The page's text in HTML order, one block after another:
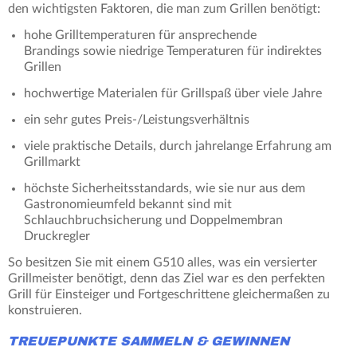
den wichtigsten Faktoren, die man zum Grillen benötigt:
hohe Grilltemperaturen für ansprechende
Brandings sowie niedrige Temperaturen für indirektes
Grillen
hochwertige Materialen für Grillspaß über viele Jahre
ein sehr gutes Preis-/Leistungsverhältnis
viele praktische Details, durch jahrelange Erfahrung am
Grillmarkt
höchste Sicherheitsstandards, wie sie nur aus dem
Gastronomieumfeld bekannt sind mit
Schlauchbruchsicherung und Doppelmembran
Druckregler
So besitzen Sie mit einem G510 alles, was ein versierter
Grillmeister benötigt, denn das Ziel war es den perfekten
Grill für Einsteiger und Fortgeschrittene gleichermaßen zu
konstruieren.
TREUEPUNKTE SAMMELN & GEWINNEN